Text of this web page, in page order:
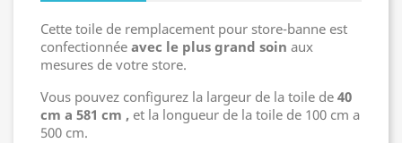
Cette toile de remplacement pour store-banne est
confectionnée avec le plus grand soin aux
mesures de votre store.
Vous pouvez configurez la largeur de la toile de 40
cm a 581 cm , et la longueur de la toile de 100 cm a
500 cm.